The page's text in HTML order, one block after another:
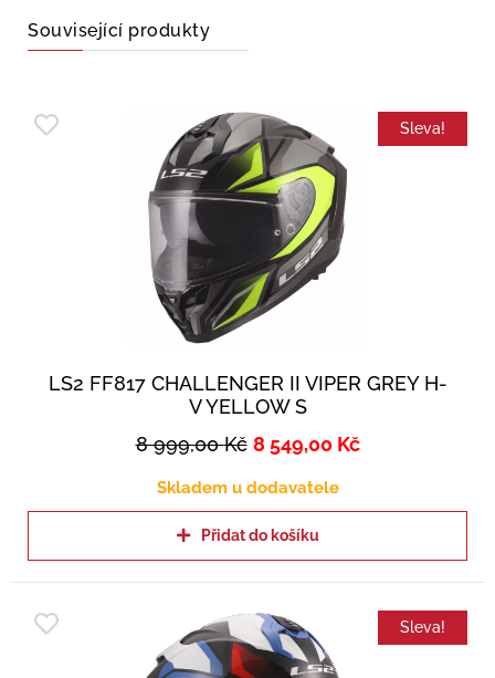
Související produkty
Sleva!
LS2 FF817 CHALLENGER II VIPER GREY H-
V YELLOW S
8 999,00Kč 8 549,00 Kč
Skladem u dodavatele
Přidat do košíku
Sleva!